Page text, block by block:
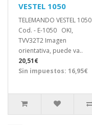
VESTEL 1050
TELEMANDO VESTEL 1050
Cod. - E-1050 OKI,
TVV32T2 Imagen
orientativa, puede va..
20,51€
Sin impuestos: 16,95€